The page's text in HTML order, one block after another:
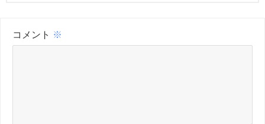
コメント ※